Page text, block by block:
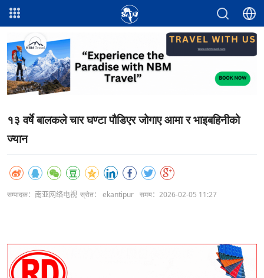
१३ वर्षे बालकले चार घण्टा पौडिएर जोगाए आमा र भाइबहिनीको
ज्यान
सम्पादक：南亚网络电视 स्रोत： ekantipur समय：2026-02-05 11:27